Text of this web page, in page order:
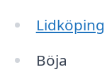
Lidköping
Böja